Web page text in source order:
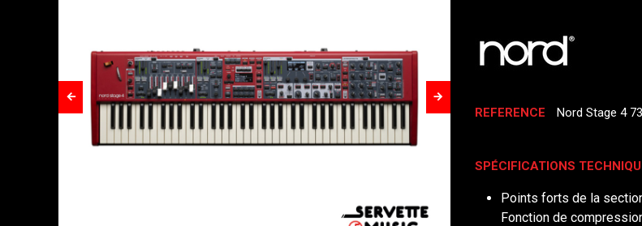
REFERENCE Nord Stage 4 73
SPÉCIFICATIONS
Points forts de la
Fonction de